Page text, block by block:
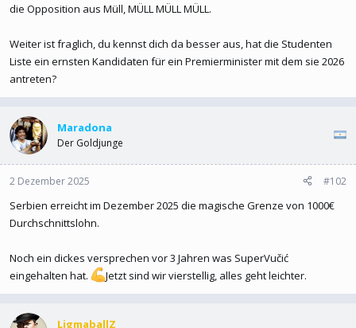
die Opposition aus Müll, MÜLL MÜLL MÜLL.
Weiter ist fraglich, du kennst dich da besser aus, hat die Studenten
Liste ein ernsten Kandidaten für ein Premierminister mit dem sie 2026
antreten?
Maradona
Der Goldjunge
2 Dezember 2025 #102
Serbien erreicht im Dezember 2025 die magische Grenze von 1000€
Durchschnittslohn.
Noch ein dickes versprechen vor 3 Jahren was SuperVučić
eingehalten hat.
Jetzt sind wir vierstellig, alles geht leichter.
LigmaballZ